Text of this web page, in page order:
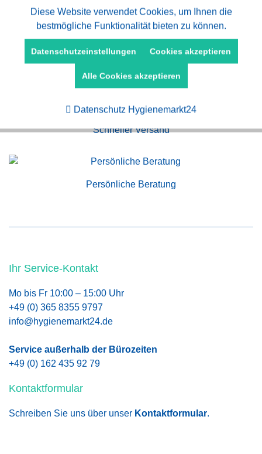
Kauf auf Rechnung
Schneller Versand
Persönliche Beratung
Ihr Service-Kontakt
Mo bis Fr 10:00 – 15:00 Uhr
+49 (0) 365 8355 9797
info@hygienemarkt24.de
Service außerhalb der Bürozeiten
+49 (0) 162 435 92 79
Kontaktformular
Schreiben Sie uns über unser Kontaktformular.
Funktionale Aktiv
Marketing Aktiv
Diese Website verwendet Cookies, um Ihnen die
bestmögliche Funktionalität bieten zu können.
Datenschutzeinstellungen Cookies akzeptieren
Alle Cookies akzeptieren
Datenschutz Hygienemarkt24